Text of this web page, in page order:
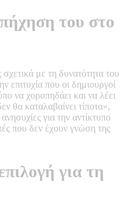
του στο
με τη δυνατότητα του
επιτυχία που οι δημιουργοί
να χοροπηδάει και να λέει
θα καταλαβαίνει τίποτα»,
για την αντίκτυπο
που δεν έχουν γνώση της
για τη